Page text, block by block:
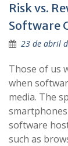
Risk vs.
Software
23 de abril
Those of us
when
media. The
software
such as